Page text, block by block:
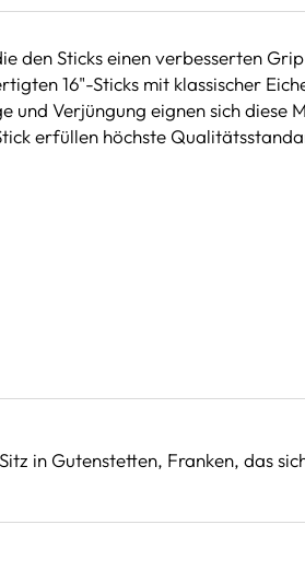
den Sticks einen verbesserten
16"-Sticks mit klassischer
Verjüngung eignen sich diese
erfüllen höchste
in Gutenstetten, Franken, das